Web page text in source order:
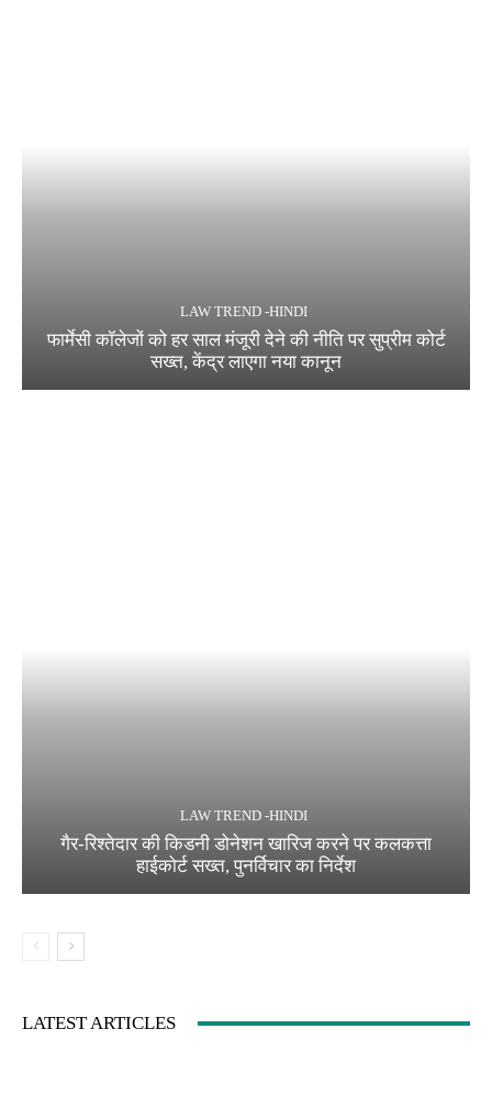
LAW TREND -HINDI
फार्मेसी कॉलेजों को हर साल मंजूरी देने की नीति पर सुप्रीम कोर्ट
सख्त, केंद्र लाएगा नया कानून
LAW TREND -HINDI
गैर-रिश्तेदार की किडनी डोनेशन खारिज करने पर कलकत्ता
हाईकोर्ट सख्त, पुनर्विचार का निर्देश
LATEST ARTICLES